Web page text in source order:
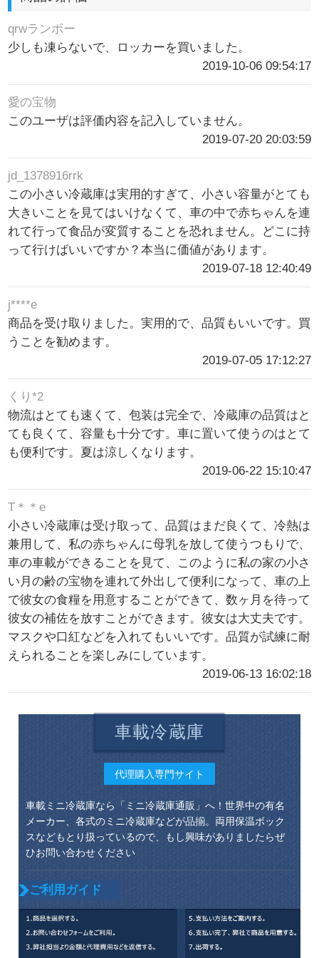
qrwランボー
少しも凍らないで、ロッカーを買いました。
2019-10-06 09:54:17
愛の宝物
このユーザは評価内容を記入していません。
2019-07-20 20:03:59
jd_1378916rrk
この小さい冷蔵庫は実用的すぎて、小さい容量がとても
大きいことを見てはいけなくて、車の中で赤ちゃんを連
れて行って食品が変質することを恐れません。どこに持
って行けばいいですか？本当に価値があります。
2019-07-18 12:40:49
j****e
商品を受け取りました。実用的で、品質もいいです。買
うことを勧めます。
2019-07-05 17:12:27
くり*2
物流はとても速くて、包装は完全で、冷蔵庫の品質はと
ても良くて、容量も十分です。車に置いて使うのはとて
も便利です。夏は涼しくなります。
2019-06-22 15:10:47
T＊＊e
小さい冷蔵庫は受け取って、品質はまだ良くて、冷熱は
兼用して、私の赤ちゃんに母乳を放して使うつもりで、
車の車載ができることを見て、このように私の家の小さ
い月の齢の宝物を連れて外出して便利になって、車の上
で彼女の食糧を用意することができて、数ヶ月を待って
彼女の補佐を放すことができます。彼女は大丈夫です。
マスクや口紅などを入れてもいいです。品質が試練に耐
えられることを楽しみにしています。
2019-06-13 16:02:18
車載冷蔵庫
代理購入専門サイト
車載ミニ冷蔵庫なら「ミニ冷蔵庫通販」へ！世界中の有名
メーカー、各式のミニ冷蔵庫などが品揃。両用保温ボック
スなどもとり扱っているので、もし興味がありましたらぜ
ひお問い合わせください
ご利用ガイド